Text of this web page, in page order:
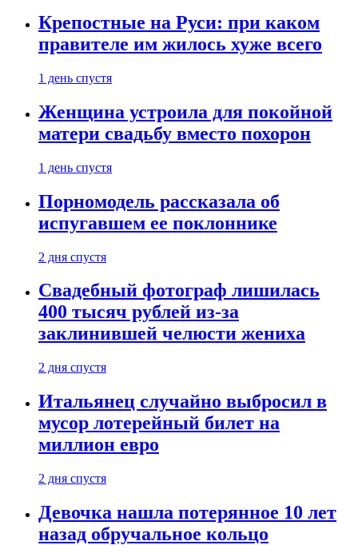
Крепостные на Руси: при каком
правителе им жилось хуже всего
1 день спустя
Женщина устроила для покойной
матери свадьбу вместо похорон
1 день спустя
Порномодель рассказала об
испугавшем ее поклоннике
2 дня спустя
Свадебный фотограф лишилась
400 тысяч рублей из-за
заклинившей челюсти жениха
2 дня спустя
Итальянец случайно выбросил в
мусор лотерейный билет на
миллион евро
2 дня спустя
Девочка нашла потерянное 10 лет
назад обручальное кольцо